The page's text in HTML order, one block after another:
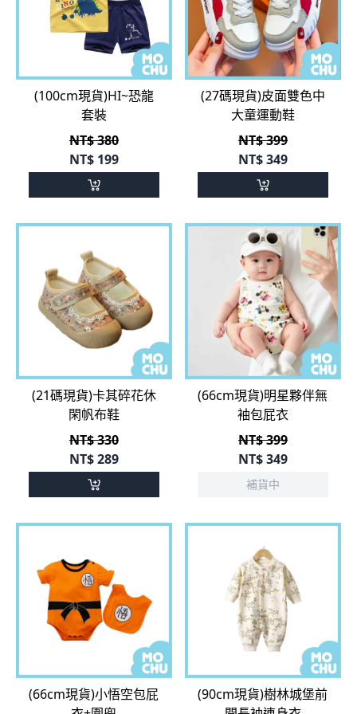
(100cm現貨)HI~恐龍
套裝
NT$ 380
NT$199
(27碼現貨)皮面雙色中
大童運動鞋
NT$ 399
NT$349
(21碼現貨)卡其碎花休
閑帆布鞋
NT$ 330
NT$289
(66cm現貨)明星夥伴無
袖包屁衣
NT$ 399
NT$349
補貨中
(66cm現貨)小悟空包屁
衣+圍兜
NT$ 450
(90cm現貨)樹林城堡前
開長袖連身衣
NT$ 380